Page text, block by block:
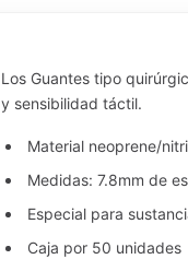
Los Guantes tipo
y sensibilidad táctil.
Material neoprene/
Medidas: 7.8mm de
Especial para
Caja por 50 unidades